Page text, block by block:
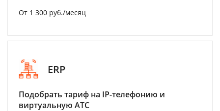
От 1 300 руб./месяц
ERP
Подобрать тариф на IP-телефонию и
виртуальную АТС